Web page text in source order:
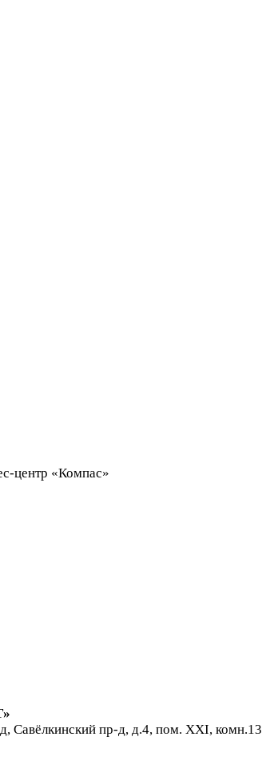
центр «Компас»
Савёлкинский пр-д, д.4, пом. XXI, комн.13